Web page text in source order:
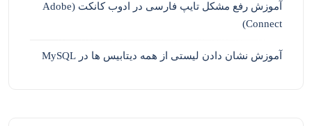
آموزش رفع مشکل تایپ فارسی در ادوب کانکت (Adobe
Connect)
آموزش نشان دادن لیستی از همه دیتابیس ها در MySQL